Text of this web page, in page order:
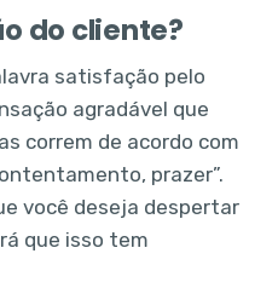
do cliente?
satisfação pelo
agradável que
correm de acordo com
prazer”.
você deseja despertar
que isso tem